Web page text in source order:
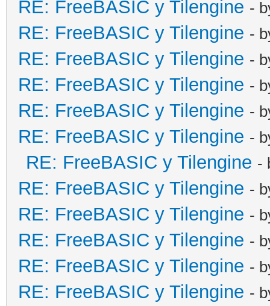
RE: FreeBASIC y Tilengine -
RE: FreeBASIC y Tilengine -
RE: FreeBASIC y Tilengine -
RE: FreeBASIC y Tilengine -
RE: FreeBASIC y Tilengine -
RE: FreeBASIC y Tilengine -
RE: FreeBASIC y Tilengine -
RE: FreeBASIC y Tilengine -
RE: FreeBASIC y Tilengine -
RE: FreeBASIC y Tilengine -
RE: FreeBASIC y Tilengine -
RE: FreeBASIC y Tilengine -